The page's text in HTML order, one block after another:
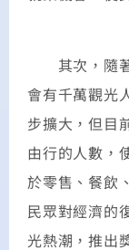
其次，隨著
會有千萬觀光
步擴大，但目
由行的人數，
於零售、餐飲
民眾對經濟的
光熱潮，推出